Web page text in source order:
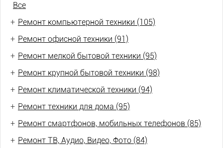
Все
+ Ремонт компьютерной техники (105)
+ Ремонт офисной техники (91)
+ Ремонт мелкой бытовой техники (95)
+ Ремонт крупной бытовой техники (98)
+ Ремонт климатической техники (94)
+ Ремонт техники для дома (95)
+ Ремонт смартфонов, мобильных телефонов (85)
+ Ремонт ТВ, Аудио, Видео, Фото (84)